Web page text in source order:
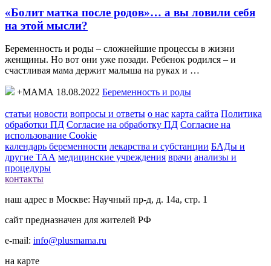
«Болит матка после родов»… а вы ловили себя
на этой мысли?
Беременность и роды – сложнейшие процессы в жизни
женщины. Но вот они уже позади. Ребенок родился – и
счастливая мама держит малыша на руках и …
+МАМА 18.08.2022 Беременность и роды
статьи новости вопросы и ответы о нас карта сайта Политика
обработки ПД Согласие на обработку ПД Согласие на
использование Cookie
календарь беременности лекарства и субстанции БАДы и
другие ТАА медицинские учреждения врачи анализы и
процедуры
контакты
наш адрес в Москве: Научный пр-д, д. 14а, стр. 1
сайт предназначен для жителей РФ
e-mail: info@plusmama.ru
на карте